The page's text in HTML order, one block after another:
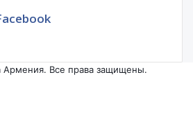
Все права защищены.